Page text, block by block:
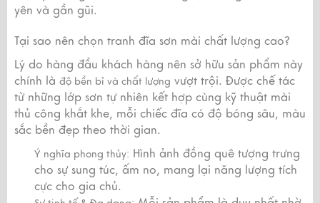
yên và gần gũi.
Tại sao nên chọn tranh đĩa sơn mài chất lượng cao?
Lý do hàng đầu khách hàng nên sở hữu sản phẩm này
chính là độ bền bỉ và chất lượng vượt trội. Được chế tác
từ những lớp sơn tự nhiên kết hợp cùng kỹ thuật mài
thủ công khắt khe, mỗi chiếc đĩa có độ bóng sâu, màu
sắc bền đẹp theo thời gian.
Ý nghĩa phong thủy: Hình ảnh đồng quê tượng trưng
cho sự sung túc, ấm no, mang lại năng lượng tích
cực cho gia chủ.